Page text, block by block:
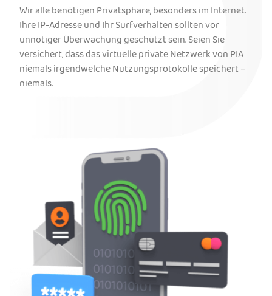
Wir alle benötigen Privatsphäre, besonders im Internet.
Ihre IP-Adresse und Ihr Surfverhalten sollten vor
unnötiger Überwachung geschützt sein. Seien Sie
versichert, dass das virtuelle private Netzwerk von PIA
niemals irgendwelche Nutzungsprotokolle speichert –
niemals.